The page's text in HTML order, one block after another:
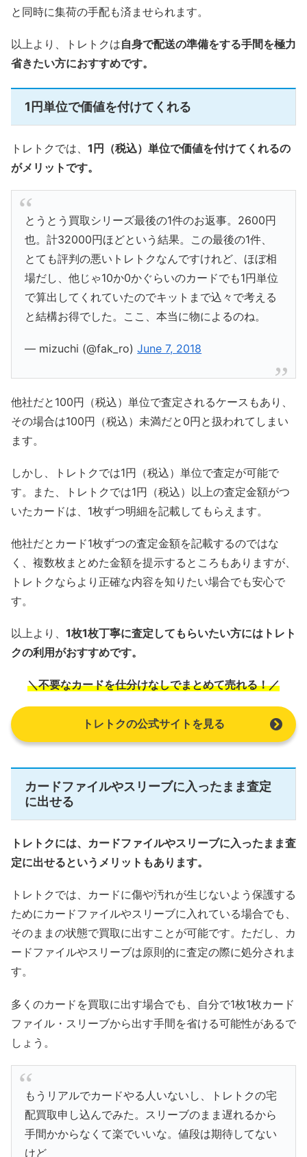
と同時に集荷の手配も済ませられます。
以上より、トレトクは自身で配送の準備をする手間を極力
省きたい方におすすめです。
1円単位で価値を付けてくれる
トレトクでは、 1円（税込）単位で価値を付けてくれるの
がメリットです。
とうとう買取シリーズ最後の1件のお返事。2600円
也。計32000円ほどという結果。この最後の1件、
とても評判の悪いトレトクなんですけれど、ほぼ相
場だし、他じゃ10か0かぐらいのカードでも1円単位
で算出してくれていたのでキットまで込々で考える
と結構お得でした。ここ、本当に物によるのね。
— mizuchi (@fak_ro)June 7, 2018
他社だと100円（税込）単位で査定されるケースもあり、
その場合は100円（税込）未満だと0円と扱われてしまい
ます。
しかし、トレトクでは1円（税込）単位で査定が可能で
す。また、トレトクでは1円（税込）以上の査定金額がつ
いたカードは、1枚ずつ明細を記載してもらえます。
他社だとカード1枚ずつの査定金額を記載するのではな
く、複数枚まとめた金額を提示するところもありますが、
トレトクならより正確な内容を知りたい場合でも安心で
す。
以上より、 1枚1枚丁寧に査定してもらいたい方にはトレト
クの利用がおすすめです。
＼不要なカードを仕分けなしでまとめて売れる！／
トレトクの公式サイトを見る
カードファイルやスリーブに入ったまま査定
に出せる
トレトクには、カードファイルやスリーブに入ったまま査
定に出せるというメリットもあります。
トレトクでは、カードに傷や汚れが生じないよう保護する
ためにカードファイルやスリーブに入れている場合でも、
そのままの状態で買取に出すことが可能です。ただし、カ
ードファイルやスリーブは原則的に査定の際に処分されま
す。
多くのカードを買取に出す場合でも、自分で1枚1枚カード
ファイル・スリーブから出す手間を省ける可能性があるで
しょう。
もうリアルでカードやる人いないし、トレトクの宅
配買取申し込んでみた。スリーブのまま遅れるから
手間かからなくて楽でいいな。値段は期待してない
けど